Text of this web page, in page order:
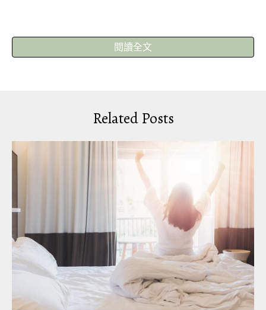
▼「後湖水月」度假別墅最搶手的房型「綠鑽石
閱讀全文
Related Posts